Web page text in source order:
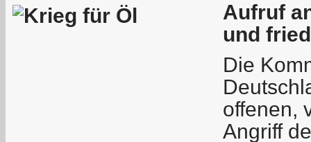
Aufruf
und
Die
offenen,
Angriff